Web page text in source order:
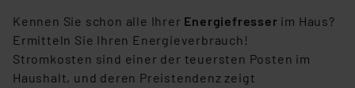
Kennen Sie schon alle Ihrer Energiefresser im Haus?
Ermitteln Sie Ihren Energieverbrauch!
Stromkosten sind einer der teuersten Posten im
Haushalt, und deren Preistendenz zeigt